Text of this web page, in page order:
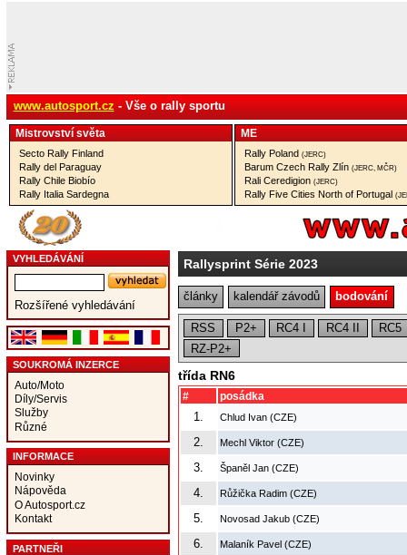
www.autosport.cz - Vše o rally sportu
Mistrovství­ světa
Secto Rally Finland
Rally del Paraguay
Rally Chile Biobío
Rally Italia Sardegna
ME
Rally Poland (JERC)
Barum Czech Rally Zlín (JERC, MČR)
Rali Ceredigion (JERC)
Rally Five Cities North of Portugal
VYHLEDÁVÁNÍ
Rozšířené vyhledávání
SOUKROMÁ INZERCE
Auto/Moto
Díly/Servis
Služby
Různé
INFORMACE
Novinky
Nápověda
O Autosport.cz
Kontakt
PARTNEŘI
Rallysprint Série 2023
články kalendář závodů bodování
RSS P2+ RC4 I RC4 II
RC5
RZ-P2+
třída RN6
# posádka
1. Chlud Ivan (CZE)
2. Mechl Viktor (CZE)
3. Španěl Jan (CZE)
4. Růžička Radim (CZE)
5. Novosad Jakub (CZE)
6. Malaník Pavel (CZE)